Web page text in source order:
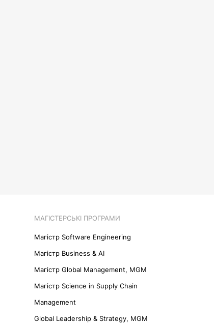
МАГІСТЕРСЬКІ ПРОГРАМИ
Maгістр Software Engineering
Maгістр Business & AI
Mагістр Global Management, MGM
Магістр Science in Supply Chain
Management
Global Leadership & Strategy, MGM